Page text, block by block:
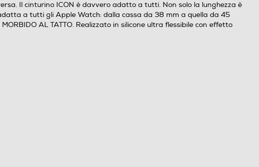
Il cinturino ICON è davvero adatto a tutti. Non solo la lunghezza è
a tutti gli Apple Watch: dalla cassa da 38 mm a quella da 45
AL TATTO. Realizzato in silicone ultra flessibile con effetto